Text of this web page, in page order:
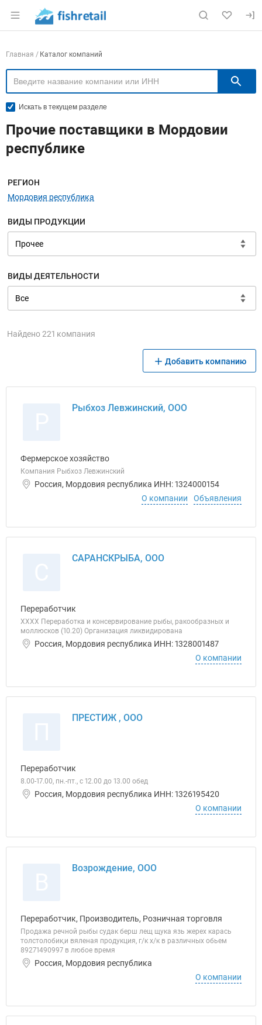
Раздел навигации по сайту fishretail.ru
Навигация по компаниям
Главная Каталог компаний
Искать в текущем разделе
Прочие поставщики в Мордовии
республике
Меню навигации
РЕГИОН
Мордовия республика
ВИДЫ ПРОДУКЦИИ
ВИДЫ ДЕЯТЕЛЬНОСТИ
Найдено 221 компания
Добавить компанию
Рыбхоз Левжинский, ООО
Фермерское хозяйство
Компания Рыбхоз Левжинский
Россия, Мордовия республика ИНН: 1324000154
О компании
Объявления
САРАНСКРЫБА, ООО
Переработчик
ХХХХ Переработка и консервирование рыбы, ракообразных и
моллюсков (10.20) Организация ликвидирована
Россия, Мордовия республика ИНН: 1328001487
О компании
ПРЕСТИЖ , ООО
Переработчик
8.00-17.00, пн.-пт., с 12.00 до 13.00 обед
Россия, Мордовия республика ИНН: 1326195420
О компании
Возрождение, ООО
Переработчик, Производитель, Розничная торговля
Продажа речной рыбы судак берш лещ щука язь жерех карась
толстолобик,и вяленая продукция, г/к х/к в различных обьем
89271490997 в любое время
Россия, Мордовия республика
О компании